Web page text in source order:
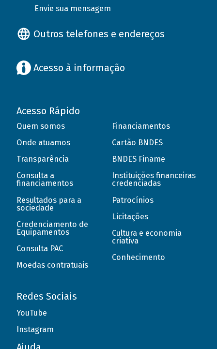
Envie sua mensagem
Outros telefones e endereços
Acesso à informação
Acesso Rápido
Quem somos
Onde atuamos
Transparência
Consulta a
financiamentos
Resultados para a
sociedade
Credenciamento de
Equipamentos
Consulta PAC
Moedas contratuais
Financiamentos
Cartão BNDES
BNDES Finame
Instituições financeiras
credenciadas
Patrocínios
Licitações
Cultura e economia
criativa
Conhecimento
Redes Sociais
YouTube
Instagram